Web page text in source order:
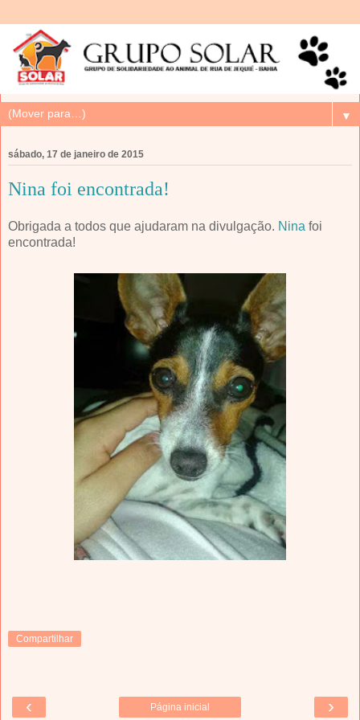
▼
sábado, 17 de janeiro de 2015
Nina foi encontrada!
Obrigada a todos que ajudaram na divulgação. Nina foi
encontrada!
Compartilhar
‹ ›
Página inicial